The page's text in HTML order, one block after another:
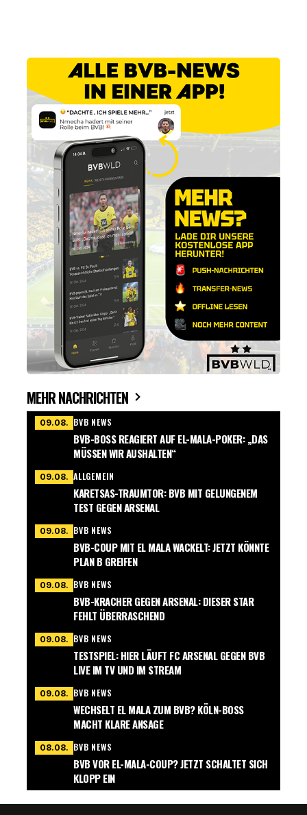
MEHR NACHRICHTEN
09.08. BVB NEWS
BVB-BOSS REAGIERT AUF EL-MALA-POKER: „DAS
MÜSSEN WIR AUSHALTEN“
09.08. ALLGEMEIN
KARETSAS-TRAUMTOR: BVB MIT GELUNGENEM
TEST GEGEN ARSENAL
09.08. BVB NEWS
BVB-COUP MIT EL MALA WACKELT: JETZT KÖNNTE
PLAN B GREIFEN
09.08. BVB NEWS
BVB-KRACHER GEGEN ARSENAL: DIESER STAR
FEHLT ÜBERRASCHEND
09.08. BVB NEWS
TESTSPIEL: HIER LÄUFT FC ARSENAL GEGEN BVB
LIVE IM TV UND IM STREAM
09.08. BVB NEWS
WECHSELT EL MALA ZUM BVB? KÖLN-BOSS
MACHT KLARE ANSAGE
08.08. BVB NEWS
BVB VOR EL-MALA-COUP? JETZT SCHALTET SICH
KLOPP EIN